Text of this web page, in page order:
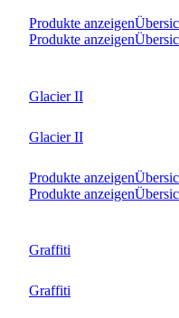
Produkte anzeigen
Produkte anzeigen
Glacier II
Glacier II
Produkte anzeigen
Produkte anzeigen
Graffiti
Graffiti